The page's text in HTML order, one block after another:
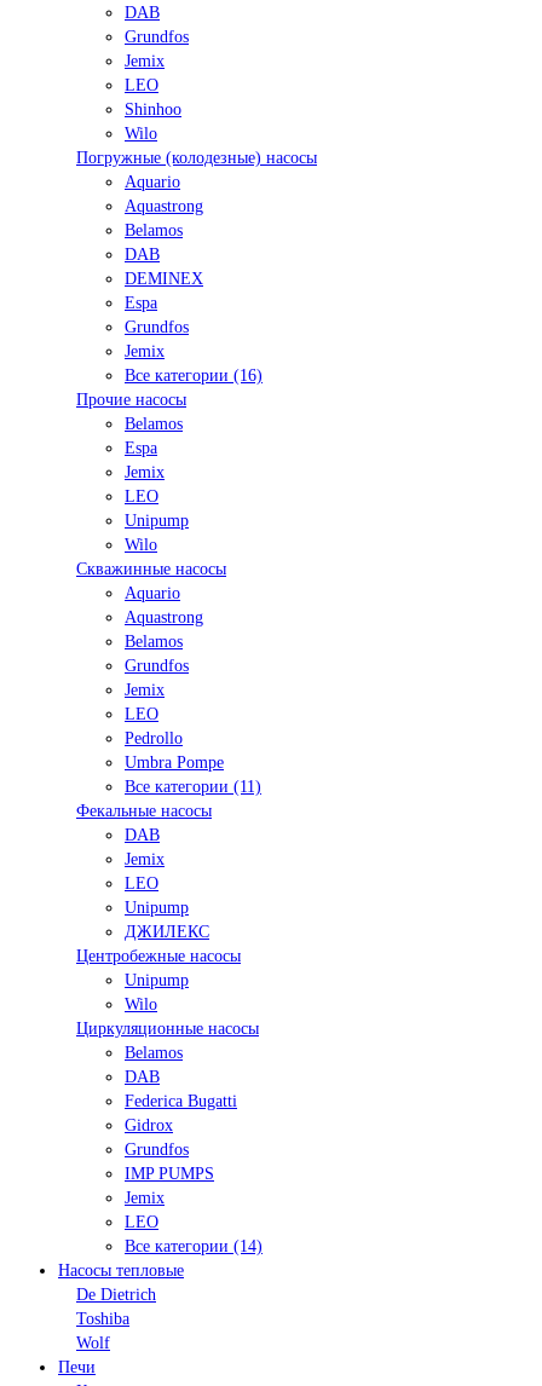
DAB
Grundfos
Jemix
LEO
Shinhoo
Wilo
Погружные (колодезные) насосы
Aquario
Aquastrong
Belamos
DAB
DEMINEX
Espa
Grundfos
Jemix
Все категории (16)
Прочие насосы
Belamos
Espa
Jemix
LEO
Unipump
Wilo
Скважинные насосы
Aquario
Aquastrong
Belamos
Grundfos
Jemix
LEO
Pedrollo
Umbra Pompe
Все категории (11)
Фекальные насосы
DAB
Jemix
LEO
Unipump
ДЖИЛЕКС
Центробежные насосы
Unipump
Wilo
Циркуляционные насосы
Belamos
DAB
Federica Bugatti
Gidrox
Grundfos
IMP PUMPS
Jemix
LEO
Все категории (14)
Насосы тепловые
De Dietrich
Toshiba
Wolf
Печи